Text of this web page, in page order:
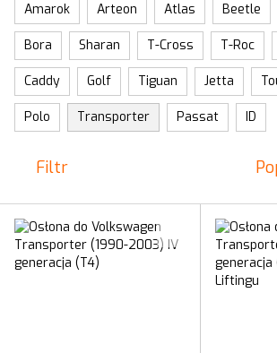
Amarok Arteon Atlas Beetle
Bora Sharan T-Cross T-Roc
Caddy Golf Tiguan Jetta
Polo Transporter Passat ID
Filtr